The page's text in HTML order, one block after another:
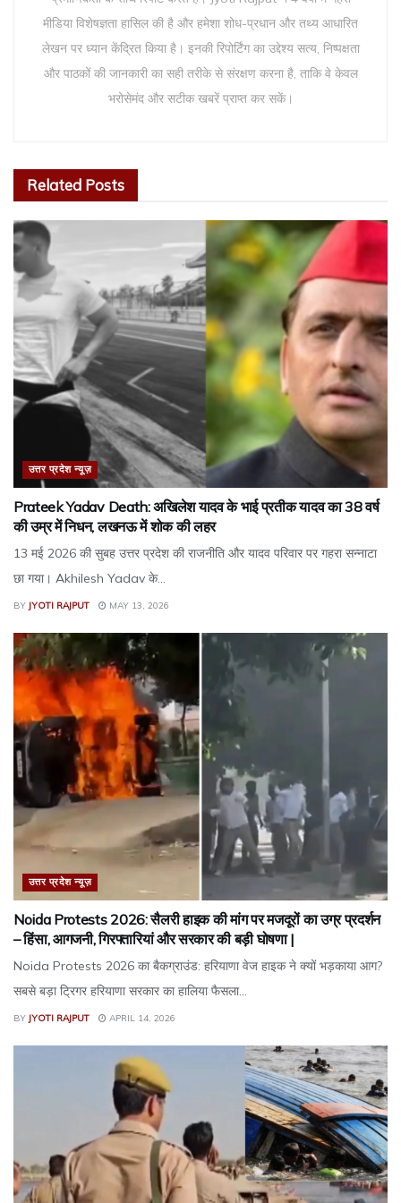
मीडिया विशेषज्ञता हासिल की है और हमेशा शोध-प्रधान और तथ्य आधारित
लेखन पर ध्यान केंद्रित किया है। इनकी रिपोर्टिंग का उद्देश्य सत्य, निष्पक्षता
और पाठकों की जानकारी का सही तरीके से संरक्षण करना है, ताकि वे केवल
भरोसेमंद और सटीक खबरें प्राप्त कर सकें।
Related Posts
उत्तर प्रदेश न्यूज़
Prateek Yadav Death: अखिलेश यादव के भाई प्रतीक यादव का 38 वर्ष
की उम्र में निधन, लखनऊ में शोक की लहर
13 मई 2026 की सुबह उत्तर प्रदेश की राजनीति और यादव परिवार पर गहरा सन्नाटा
छा गया। Akhilesh Yadav के...
BY JYOTI RAJPUT MAY 13, 2026
उत्तर प्रदेश न्यूज़
Noida Protests 2026: सैलरी हाइक की मांग पर मजदूरों का उग्र प्रदर्शन
– हिंसा, आगजनी, गिरफ्तारियां और सरकार की बड़ी घोषणा |
Noida Protests 2026 का बैकग्राउंड: हरियाणा वेज हाइक ने क्यों भड़काया आग?
सबसे बड़ा ट्रिगर हरियाणा सरकार का हालिया फैसला...
BY JYOTI RAJPUT APRIL 14, 2026